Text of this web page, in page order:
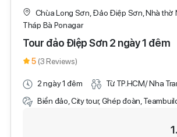
Chùa Long Sơn, Đảo Điệp Sơn, Nhà thờ
Tháp Bà Ponagar
Tour đảo Điệp Sơn 2 ngày 1 đêm
5 (3 Reviews)
2 ngày 1 đêm
Từ TP.HCM/ Nha
Biển đảo, City tour, Ghép đoàn,